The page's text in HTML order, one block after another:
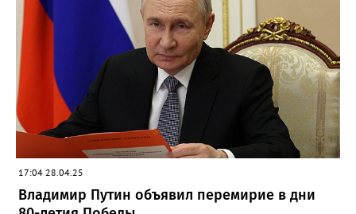
сообщил, что жителям дома, пострадавшего от взрыва
предоставлено временное жилье и выплачивается
компенсация. Напомним, что 12 апреля в жилом
многоквартирном доме Ханты-Мансийска произошел мощный
взрыв, который разрушил две квартиры. Причиной стала
детонация самодельной бомбы.
17:04 28.04.25
Владимир Путин объявил перемирие в дни